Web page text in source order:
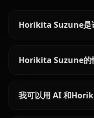
Horikita Suzune是
Horikita Suzune的
我可以用 AI 和